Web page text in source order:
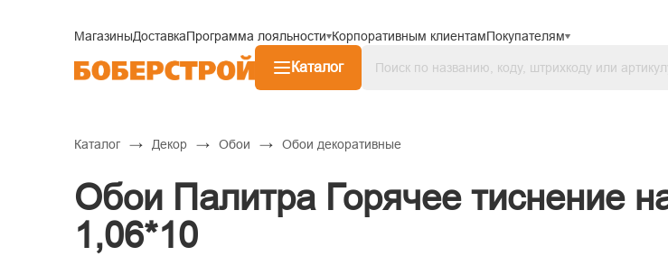
МагазиныДоставкаПрограмма лояльности Корпоративным клиентамПокупателям
Каталог
Каталог → Декор → Обои → Обои декоративные
Обои Палитра Горячее тиснение
1,06*10